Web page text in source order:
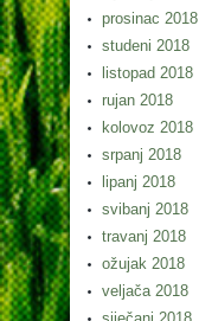
prosinac 2018
studeni 2018
listopad 2018
rujan 2018
kolovoz 2018
srpanj 2018
lipanj 2018
svibanj 2018
travanj 2018
ožujak 2018
veljača 2018